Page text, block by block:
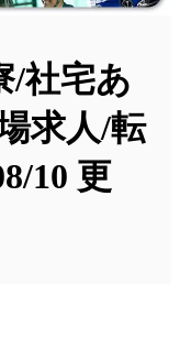
/社宅あ
求人/転
10 更